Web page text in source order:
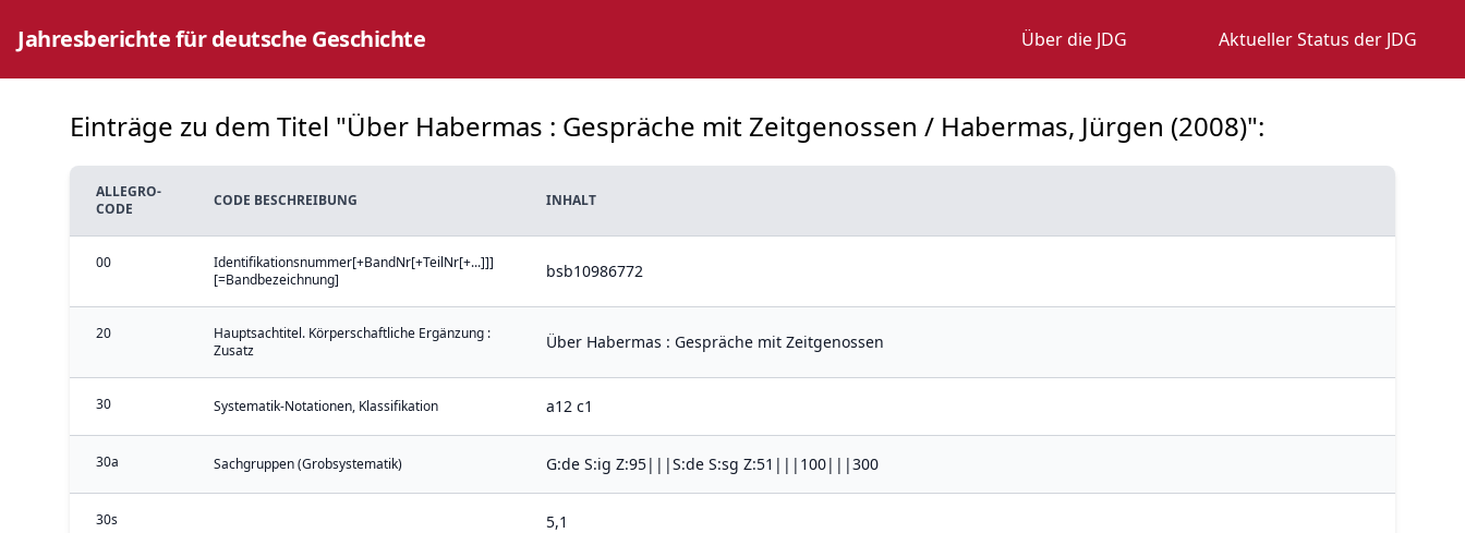
Jahresberichte für deutsche Geschichte Über die JDG Aktueller Status der JDG
Einträge zu dem Titel "Über Habermas : Gespräche mit Zeitgenossen / Habermas, Jürgen (2008)":
ALLEGRO-
CODE
CODE BESCHREIBUNG INHALT
00
Identifikationsnummer[+BandNr[+TeilNr[+...]]]
[=Bandbezeichnung]
bsb10986772
20
Hauptsachtitel. Körperschaftliche Ergänzung :
Zusatz
Über Habermas : Gespräche mit Zeitgenossen
30 Systematik-Notationen, Klassifikation a12 c1
30a Sachgruppen (Grobsystematik) G:de S:ig Z:95|||S:de S:sg Z:51|||100|||300
30s 5,1